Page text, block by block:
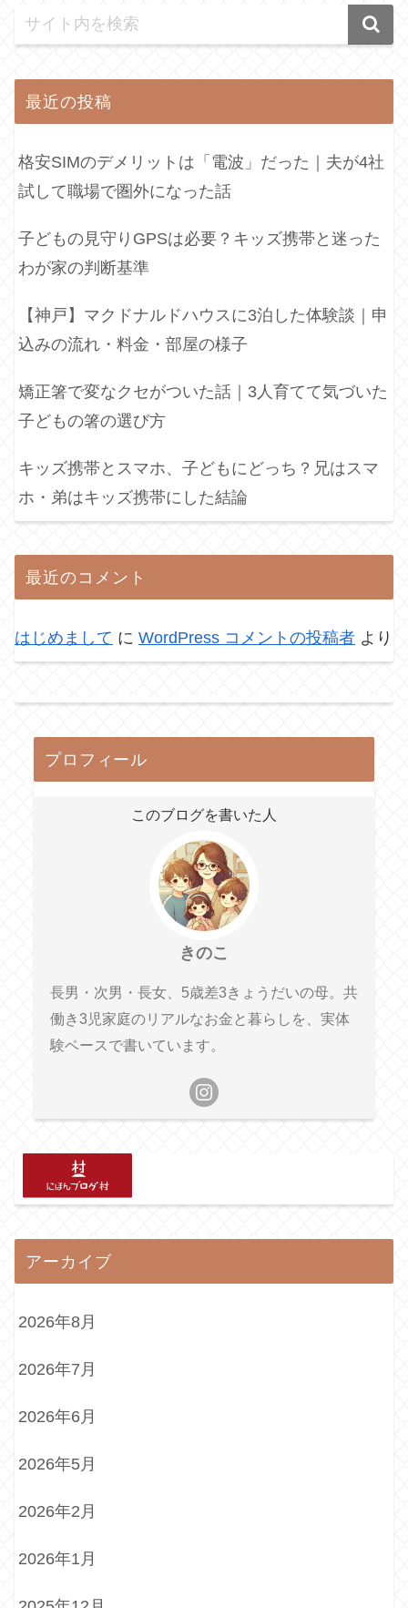
最近の投稿
格安SIMのデメリットは「電波」だった｜夫が4社
試して職場で圏外になった話
子どもの見守りGPSは必要？キッズ携帯と迷った
わが家の判断基準
【神戸】マクドナルドハウスに3泊した体験談｜申
込みの流れ・料金・部屋の様子
矯正箸で変なクセがついた話｜3人育てて気づいた
子どもの箸の選び方
キッズ携帯とスマホ、子どもにどっち？兄はスマ
ホ・弟はキッズ携帯にした結論
最近のコメント
はじめまして に WordPress コメントの投稿者 より
プロフィール
このブログを書いた人
きのこ
長男・次男・長女、5歳差3きょうだいの母。共
働き3児家庭のリアルなお金と暮らしを、実体
験ベースで書いています。
アーカイブ
2026年8月
2026年7月
2026年6月
2026年5月
2026年2月
2026年1月